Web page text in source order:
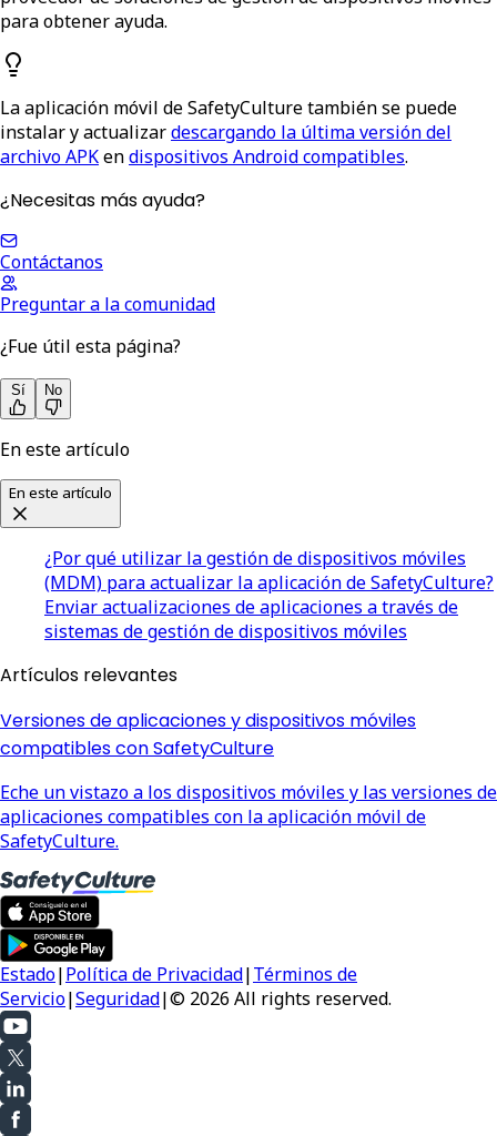
para obtener ayuda.
La aplicación móvil de SafetyCulture también se puede
instalar y actualizardescargando la última versión del
archivo APKendispositivos Android compatibles.
¿Necesitas más ayuda?
Contáctanos
Preguntar a la comunidad
¿Fue útil esta página?
Sí No
En este artículo
En este artículo
¿Por qué utilizar la gestión de dispositivos móviles
(MDM) para actualizar la aplicación de SafetyCulture?
Enviar actualizaciones de aplicaciones a través de
sistemas de gestión de dispositivos móviles
Artículos relevantes
Versiones de aplicaciones y dispositivos móviles
compatibles con SafetyCulture
Eche un vistazo a los dispositivos móviles y las versiones de
aplicaciones compatibles con la aplicación móvil de
SafetyCulture.
Estado|Política de Privacidad|Términos de
Servicio|Seguridad|© 2026 All rights reserved.